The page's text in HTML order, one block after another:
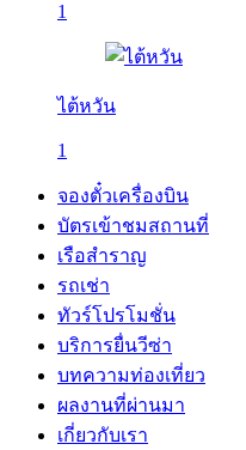
1
ไต้หวัน
1
จองตั๋วเครื่องบิน
บัตรเข้าชมสถานที่
เรือสำราญ
รถเช่า
ทัวร์โปรโมชั่น
บริการยื่นวีซ่า
บทความท่องเที่ยว
ผลงานที่ผ่านมา
เกี่ยวกับเรา